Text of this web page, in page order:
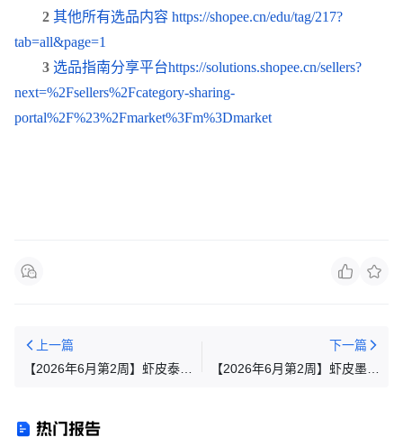
2 其他所有选品内容 https://shopee.cn/edu/tag/217?
tab=all&page=1
3 选品指南分享平台https://solutions.shopee.cn/sellers?
next=%2Fsellers%2Fcategory-sharing-
portal%2F%23%2Fmarket%3Fm%3Dmarket
上一篇
【2026年6月第2周】虾皮泰国
下一篇
【2026年6月第2周】虾皮墨西
热门报告